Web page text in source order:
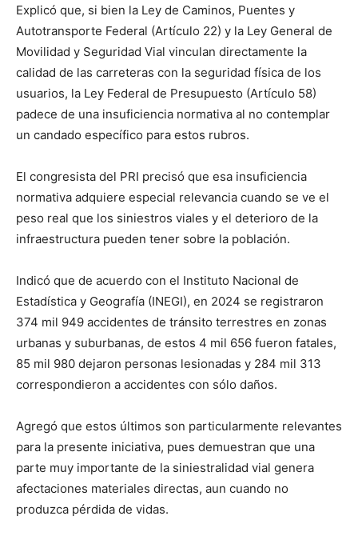
Explicó que, si bien la Ley de Caminos, Puentes y
Autotransporte Federal (Artículo 22) y la Ley General de
Movilidad y Seguridad Vial vinculan directamente la
calidad de las carreteras con la seguridad física de los
usuarios, la Ley Federal de Presupuesto (Artículo 58)
padece de una insuficiencia normativa al no contemplar
un candado específico para estos rubros.
El congresista del PRI precisó que esa insuficiencia
normativa adquiere especial relevancia cuando se ve el
peso real que los siniestros viales y el deterioro de la
infraestructura pueden tener sobre la población.
Indicó que de acuerdo con el Instituto Nacional de
Estadística y Geografía (INEGI), en 2024 se registraron
374 mil 949 accidentes de tránsito terrestres en zonas
urbanas y suburbanas, de estos 4 mil 656 fueron fatales,
85 mil 980 dejaron personas lesionadas y 284 mil 313
correspondieron a accidentes con sólo daños.
Agregó que estos últimos son particularmente relevantes
para la presente iniciativa, pues demuestran que una
parte muy importante de la siniestralidad vial genera
afectaciones materiales directas, aun cuando no
produzca pérdida de vidas.